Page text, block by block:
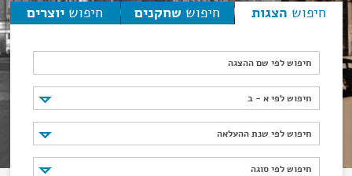
חיפוש הצגות חיפוש שחקנים חיפוש יוצרים
חיפוש לפי שם ההצגה
חיפוש לפי א - ב
חיפוש לפי א - ב
חיפוש לפי שנת ההעלאה
חיפוש לפי שנת ההעלאה
חיפוש לפי סוגה
חיפוש לפי סוגה